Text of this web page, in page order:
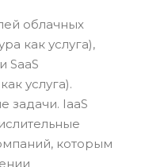
облачных
как услуга),
SaaS
услуга).
задачи. IaaS
которым